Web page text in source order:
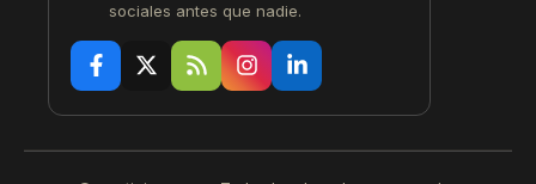
sociales antes que nadie.